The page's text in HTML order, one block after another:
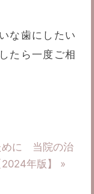
な歯にしたい
たら一度ご相
めに 当院の治
年版】 »